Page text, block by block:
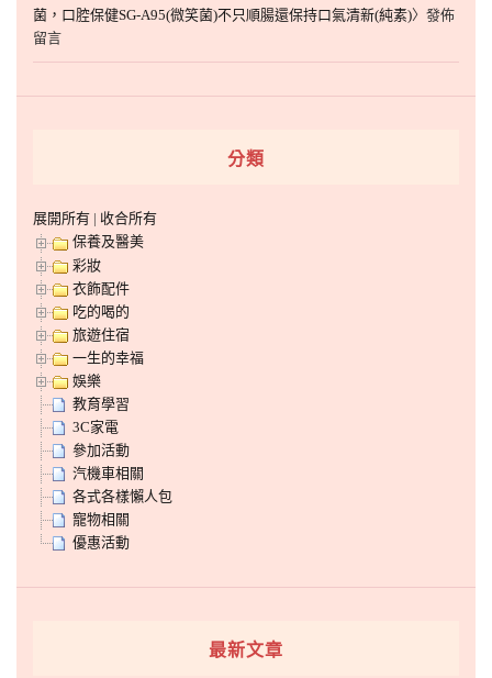
菌，口腔保健SG-A95(微笑菌)不只順腸還保持口氣清新(純素)〉發佈
留言
分類
展開所有 | 收合所有
保養及醫美
彩妝
衣飾配件
吃的喝的
旅遊住宿
一生的幸福
娛樂
教育學習
3C家電
參加活動
汽機車相關
各式各樣懶人包
寵物相關
優惠活動
最新文章